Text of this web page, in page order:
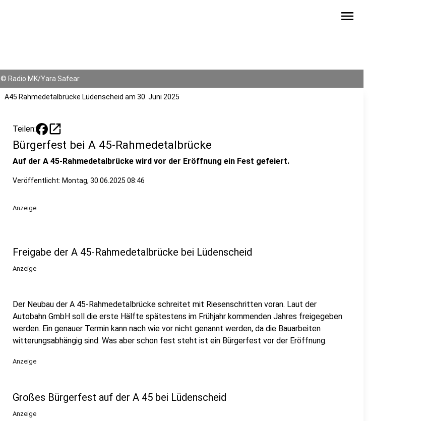
menu
© Radio MK/Yara Safear
A45 Rahmedetalbrücke Lüdenscheid am 30. Juni 2025
Teilen: open_in_new
Bürgerfest bei A 45-Rahmedetalbrücke
Auf der A 45-Rahmedetalbrücke wird vor der Eröffnung ein Fest gefeiert.
Veröffentlicht: Montag, 30.06.2025 08:46
Anzeige
Freigabe der A 45-Rahmedetalbrücke bei Lüdenscheid
Anzeige
Der Neubau der A 45-Rahmedetalbrücke schreitet mit Riesenschritten voran. Laut der
Autobahn GmbH soll die erste Hälfte spätestens im Frühjahr kommenden Jahres freigegeben
werden. Ein genauer Termin kann nach wie vor nicht genannt werden, da die Bauarbeiten
witterungsabhängig sind. Was aber schon fest steht ist ein Bürgerfest vor der Eröffnung.
Anzeige
Großes Bürgerfest auf der A 45 bei Lüdenscheid
Anzeige